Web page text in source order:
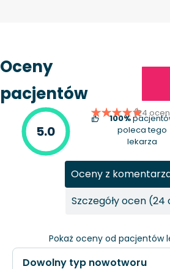
Oceny
pacjentów
5.0
(24
100%
poleca tego
lekarza
Pokaż oceny od pacjentów
Oceny z
Szczegóły ocen